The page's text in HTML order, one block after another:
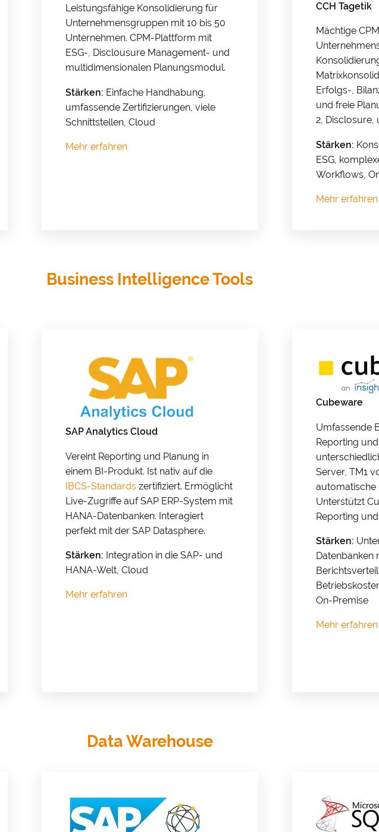
Leistungsfähige Konsolidierung für
Unternehmensgruppen mit 10 bis 50
Unternehmen. CPM-Plattform mit
ESG-, Disclousure Management- und
multidimensionalen Planungsmodul.
Stärken: Einfache Handhabung,
umfassende Zertifizierungen, viele
Schnittstellen, Cloud
Mehr erfahren
CCH Tagetik
Mächtige
Erfolgs-,
und freie
2, Disclosure,
Stärken:
ESG,
Workflows,
Mehr erfahren
Business Intelligence Tools
SAP Analytics Cloud
Vereint Reporting und Planung in
einem BI-Produkt. Ist nativ auf die
IBCS-Standards zertifiziert. Ermöglicht
Live-Zugriffe auf SAP ERP-System mit
HANA-Datenbanken. Interagiert
perfekt mit der SAP Datasphere.
Stärken: Integration in die SAP- und
HANA-Welt, Cloud
Mehr erfahren
Cubeware
Umfassende
Reporting
Server, TM1
automatische
Unterstützt
Reporting
Stärken:
Datenbanken
On-Premise
Mehr erfahren
Data Warehouse
Google Maps (Routenplanung) und YouTube (Videos) auf unserer
einsetzen. Dabei werden Daten (z. B. Ihre IP-Adresse) an diese Anbieter
und Cookies gesetzt. Über Ihre Zustimmung würden wir uns freuen.
Datenschutz